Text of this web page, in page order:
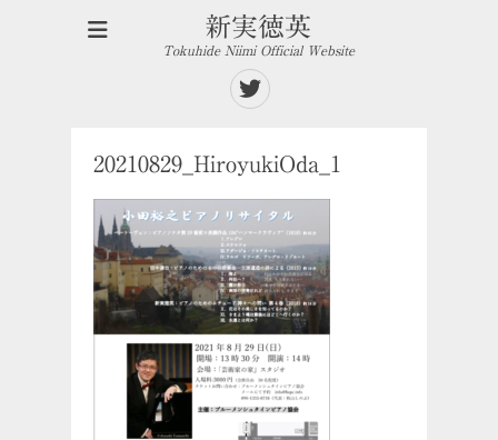
新実徳英
Tokuhide Niimi Official Website
Twitter
20210829_HiroyukiOda_1